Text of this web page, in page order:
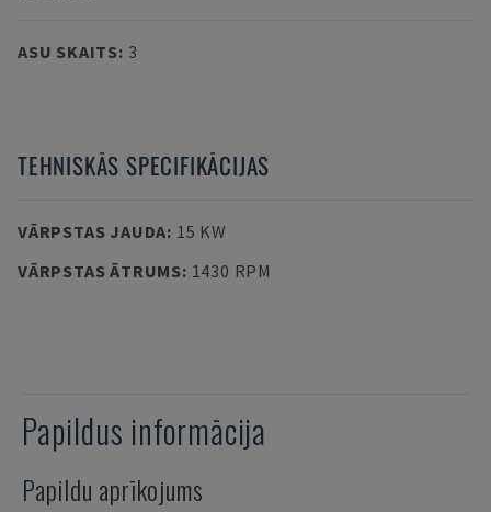
ASU SKAITS: 3
TEHNISKĀS SPECIFIKĀCIJAS
VĀRPSTAS JAUDA: 15 KW
VĀRPSTAS ĀTRUMS: 1430 RPM
Papildus informācija
Papildu aprīkojums